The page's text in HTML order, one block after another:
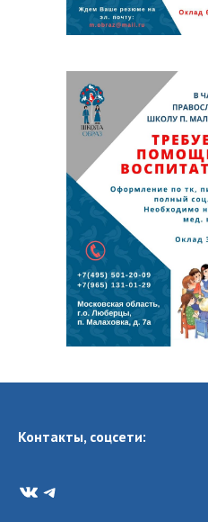
Контакты, соцсети:
VKTelegram